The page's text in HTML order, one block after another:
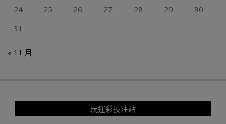
24
25 26 27 28 29
30
31
« 11 月
玩運彩投注站